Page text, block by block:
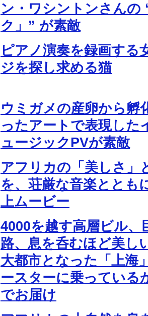
ン・ワシントンさんの
ク」” が素敵
ピアノ演奏を録画する
ジを探し求める猫
ウミガメの産卵から孵
ったアートで表現した
ュージックPVが素敵
アフリカの「美しさ」
を、荘厳な音楽ととも
上ムービー
4000を越す高層ビル、
路、息を呑むほど美し
大都市となった「上海
ースターに乗っている
でお届け